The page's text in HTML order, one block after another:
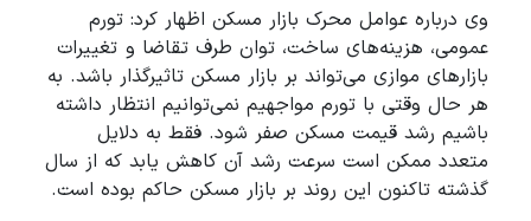
وی درباره عوامل محرک بازار مسکن اظهار کرد: تورم
عمومی، هزینه‌های ساخت، توان طرف تقاضا و تغییرات
بازارهای موازی می‌تواند بر بازار مسکن تاثیرگذار باشد. به
هر حال وقتی با تورم مواجهیم نمی‌توانیم انتظار داشته
باشیم رشد قیمت مسکن صفر شود. فقط به دلایل
متعدد ممکن است سرعت رشد آن کاهش یابد که از سال
گذشته تاکنون این روند بر بازار مسکن حاکم بوده است.